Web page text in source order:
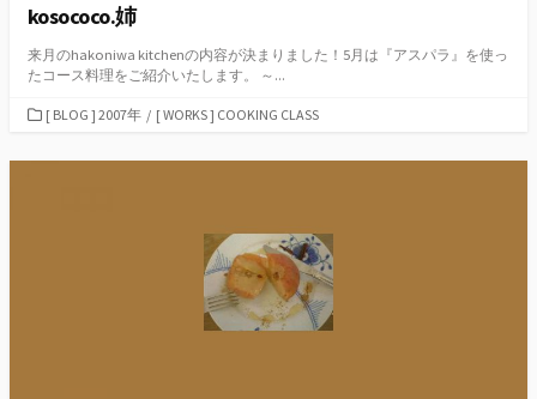
kosococo.姉
来月のhakoniwa kitchenの内容が決まりました！5月は『アスパラ』を使っ
たコース料理をご紹介いたします。 ～...
カ
ゴ
[ BLOG ] 2007年 / [ WORKS ] COOKING CLASS